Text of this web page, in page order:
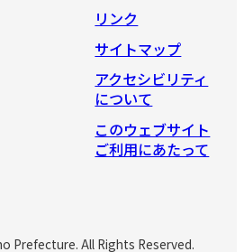
リンク
サイトマップ
アクセシビリティ
について
このウェブサイト
ご利用にあたって
Prefecture. All Rights Reserved.